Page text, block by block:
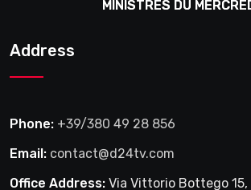
MINISTRES DU
Address
Phone: +39/380 49 28 856
Email: contact@d24tv.com
Office Address: Via Vittorio Bottego 15,